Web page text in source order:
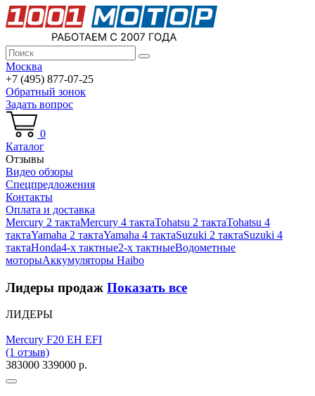
Москва
+7 (495) 877-07-25
Обратный зонок
Задать вопрос
0
Каталог
Отзывы
Видео обзоры
Спецпредложения
Контакты
Оплата и доставка
Mercury 2 тактаMercury 4 тактаTohatsu 2 тактаTohatsu 4
тактаYamaha 2 тактаYamaha 4 тактаSuzuki 2 тактаSuzuki 4
тактаHonda4-х тактные2-х тактныеВодометные
моторыАккумуляторы Haibo
Лидеры продаж Показать все
ЛИДЕРЫ
Mercury F20 EH EFI
(1 отзыв)
383000 339000 р.